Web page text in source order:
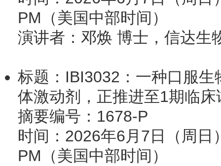
PM（美国中部时间）
演讲者：邓焕 博士，信达生
标题：IBI3032：一种口服
体激动剂，正推进至1期临床
摘要编号：1678-P
时间：2026年6月7日（周日
PM（美国中部时间）